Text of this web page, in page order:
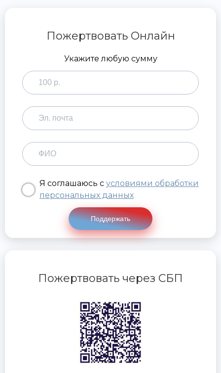
Пожертвовать Онлайн
Укажите любую сумму
Я соглашаюсь с условиями обработки
персональных данных
Поддержать
Пожертвовать через СБП